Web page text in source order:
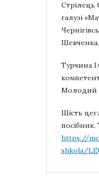
Стрілець
галузі
Шевченка,
Турчина
Молодий
Шість
посібник.
https://
shkola/